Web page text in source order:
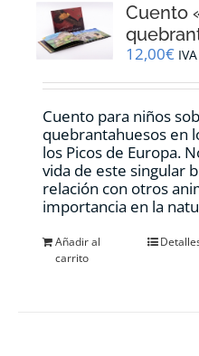
Cuento
12,00€
Cuento para niños
quebrantahuesos en
los Picos de Europa.
vida de este singular
relación con otros
importancia en la
Añadir al
carrito